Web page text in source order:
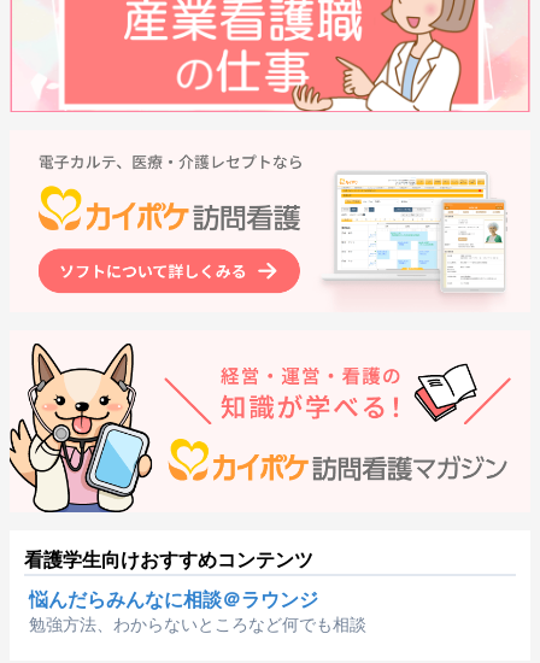
看護学生向けおすすめコンテンツ
悩んだらみんなに相談＠ラウンジ
勉強方法、わからないところなど何でも相談